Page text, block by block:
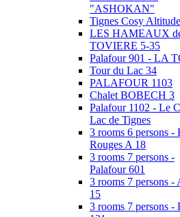
"ASHOKAN"
Tignes Cosy Altitude
LES HAMEAUX
TOVIERE 5-35
Palafour 901 - LA
Tour du Lac 34
PALAFOUR 1103
Chalet BOBECH 3
Palafour 1102 - Le
Lac de Tignes
3 rooms 6 persons -
Rouges A 18
3 rooms 7 persons -
Palafour 601
3 rooms 7 persons -
15
3 rooms 7 persons -